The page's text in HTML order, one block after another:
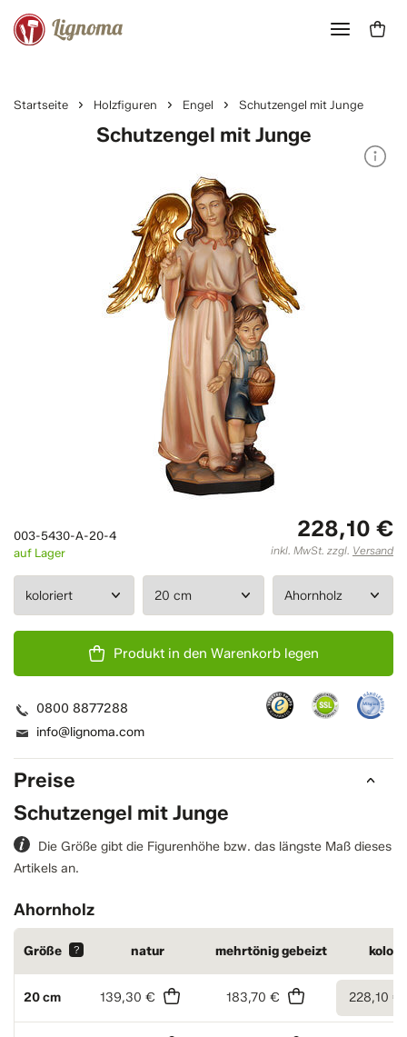
Startseite Holzfiguren Engel Schutzengel mit Junge
Preise
Schutzengel mit Junge
Die Größe gibt die Figurenhöhe bzw. das längste Maß dieses
Artikels an.
Ahornholz
Größe ? natur mehrtönig gebeizt
20 cm 139,30 € 183,70 € 228,10 €
Schutzengel mit Junge
228,10 €
inkl. MwSt. zzgl. Versand
003-5430-A-20-4
auf Lager
Produkt in den Warenkorb legen
0800 8877288
info@lignoma.com